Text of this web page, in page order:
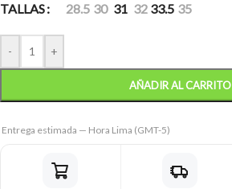
TALLAS 28.5 30 31 32 33.5 35
- +
AÑADIR AL CARRITO
Entrega estimada — Hora Lima (GMT-5)